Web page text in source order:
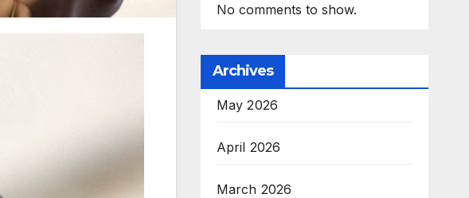
No comments to show.
Archives
May 2026
April 2026
March 2026